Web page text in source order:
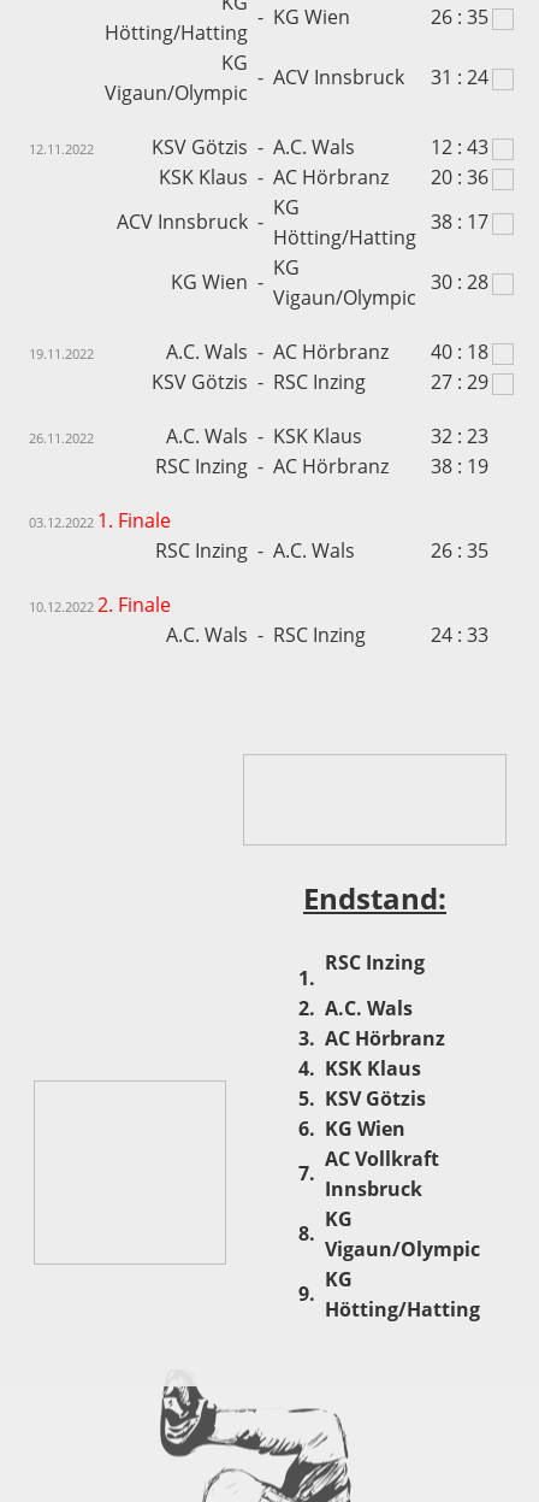
Hötting/Hatting
- KG Wien
26 : 35
KG
Vigaun/Olympic
- ACV Innsbruck 31 : 24
12.11.2022 KSV Götzis - A.C. Wals
12 : 43
KSK Klaus - AC Hörbranz
20 : 36
ACV Innsbruck -
KG
Hötting/Hatting
38 : 17
KG Wien -
KG
Vigaun/Olympic
30 : 28
19.11.2022 A.C. Wals - AC Hörbranz
40 : 18
KSV Götzis - RSC Inzing 27 : 29
26.11.2022 A.C. Wals - KSK Klaus
32 : 23
RSC Inzing - AC Hörbranz 38 : 19
03.12.2022 1. Finale
RSC Inzing - A.C. Wals 26 : 35
10.12.2022 2. Finale
A.C. Wals - RSC Inzing 24 : 33
Endstand:
1.
RSC Inzing
2.A.C. Wals
3.AC Hörbranz
4. KSK Klaus
5. KSV Götzis
6. KG Wien
7.
AC Vollkraft
Innsbruck
8.
KG
Vigaun/Olympic
9.
KG
Hötting/Hatting